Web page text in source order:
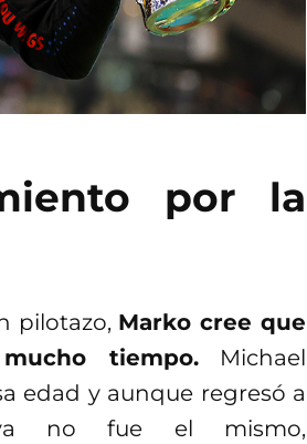
por la
pilotazo, Marko cree que
tiempo.Michael
edad y aunque regresó a
ya no fue el mismo,